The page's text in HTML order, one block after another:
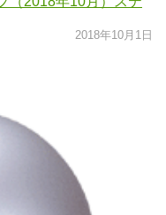
2018年10月1日